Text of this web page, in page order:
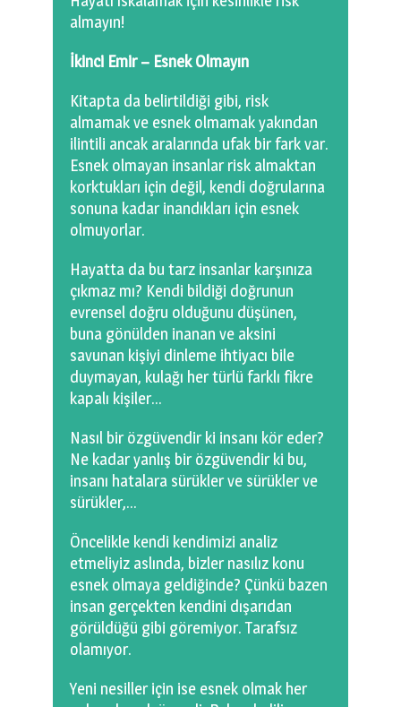
almayın!
İkinci Emir – Esnek Olmayın
Kitapta da belirtildiği gibi, risk
almamak ve esnek olmamak yakından
ilintili ancak aralarında ufak bir fark var.
Esnek olmayan insanlar risk almaktan
korktukları için değil, kendi doğrularına
sonuna kadar inandıkları için esnek
olmuyorlar.
Hayatta da bu tarz insanlar karşınıza
çıkmaz mı? Kendi bildiği doğrunun
evrensel doğru olduğunu düşünen,
buna gönülden inanan ve aksini
savunan kişiyi dinleme ihtiyacı bile
duymayan, kulağı her türlü farklı fikre
kapalı kişiler…
Nasıl bir özgüvendir ki insanı kör eder?
Ne kadar yanlış bir özgüvendir ki bu,
insanı hatalara sürükler ve sürükler ve
sürükler,…
Öncelikle kendi kendimizi analiz
etmeliyiz aslında, bizler nasılız konu
esnek olmaya geldiğinde? Çünkü bazen
insan gerçekten kendini dışarıdan
görüldüğü gibi göremiyor. Tarafsız
olamıyor.
Yeni nesiller için ise esnek olmak her